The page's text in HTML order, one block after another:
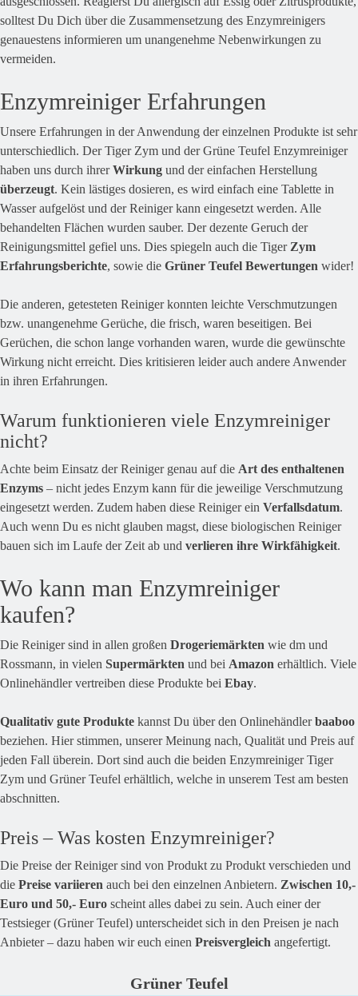
solltest Du Dich über die Zusammensetzung des Enzymreinigers
genauestens informieren um unangenehme Nebenwirkungen zu
vermeiden.
Enzymreiniger Erfahrungen
Unsere Erfahrungen in der Anwendung der einzelnen Produkte ist sehr
unterschiedlich. Der Tiger Zym und der Grüne Teufel Enzymreiniger
haben uns durch ihrerWirkung und der einfachen Herstellung
überzeugt. Kein lästiges dosieren, es wird einfach eine Tablette in
Wasser aufgelöst und der Reiniger kann eingesetzt werden. Alle
behandelten Flächen wurden sauber. Der dezente Geruch der
Reinigungsmittel gefiel uns. Dies spiegeln auch die Tiger Zym
Erfahrungsberichte, sowie die Grüner Teufel Bewertungen wider!
Die anderen, getesteten Reiniger konnten leichte Verschmutzungen
bzw. unangenehme Gerüche, die frisch, waren beseitigen. Bei
Gerüchen, die schon lange vorhanden waren, wurde die gewünschte
Wirkung nicht erreicht. Dies kritisieren leider auch andere Anwender
in ihren Erfahrungen.
Warum funktionieren viele Enzymreiniger
nicht?
Achte beim Einsatz der Reiniger genau auf die Art des enthaltenen
Enzyms – nicht jedes Enzym kann für die jeweilige Verschmutzung
eingesetzt werden. Zudem haben diese Reiniger ein Verfallsdatum.
Auch wenn Du es nicht glauben magst, diese biologischen Reiniger
bauen sich im Laufe der Zeit ab und verlieren ihre Wirkfähigkeit.
Wo kann man Enzymreiniger
kaufen?
Die Reiniger sind in allen großen Drogeriemärkten wie dm und
Rossmann, in vielen Supermärkten und bei Amazon erhältlich. Viele
Onlinehändler vertreiben diese Produkte bei Ebay.
Qualitativ gute Produkte kannst Du über den Onlinehändlerbaaboo
beziehen. Hier stimmen, unserer Meinung nach, Qualität und Preis auf
jeden Fall überein. Dort sind auch die beiden Enzymreiniger Tiger
Zym und Grüner Teufel erhältlich, welche in unserem Test am besten
abschnitten.
Preis – Was kosten Enzymreiniger?
Die Preise der Reiniger sind von Produkt zu Produkt verschieden und
die Preise variieren auch bei den einzelnen Anbietern. Zwischen 10,-
Euro und 50,- Euro scheint alles dabei zu sein. Auch einer der
Testsieger (Grüner Teufel) unterscheidet sich in den Preisen je nach
Anbieter – dazu haben wir euch einen Preisvergleich angefertigt.
Grüner Teufel